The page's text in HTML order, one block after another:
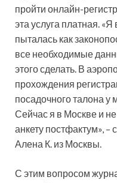
пройти онлайн-
эта услуга платная.
пыталась как
все необходимые
этого сделать. В
прохождения
посадочного талона у
Сейчас я в Москве и
анкету постфактум»,
Алена К. из Москвы.
С этим вопросом